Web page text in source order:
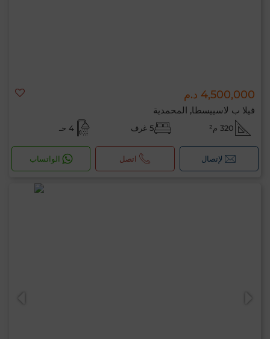
4,500,000 د.م
فيلا ب لاسييسطا, المحمدية
320 م² 5 غرف 4 حـ
لإتصال اتصل الواتساب